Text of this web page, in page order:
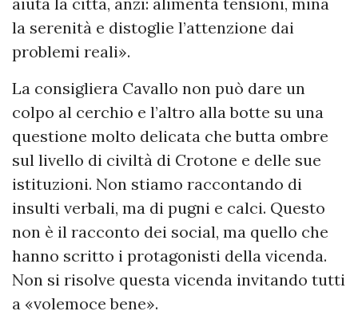
la serenità e distoglie l’attenzione dai
problemi reali».
La consigliera Cavallo non può dare un
colpo al cerchio e l’altro alla botte su una
questione molto delicata che butta ombre
sul livello di civiltà di Crotone e delle sue
istituzioni. Non stiamo raccontando di
insulti verbali, ma di pugni e calci. Questo
non è il racconto dei social, ma quello che
hanno scritto i protagonisti della vicenda.
Non si risolve questa vicenda invitando tutti
a «volemoce bene».